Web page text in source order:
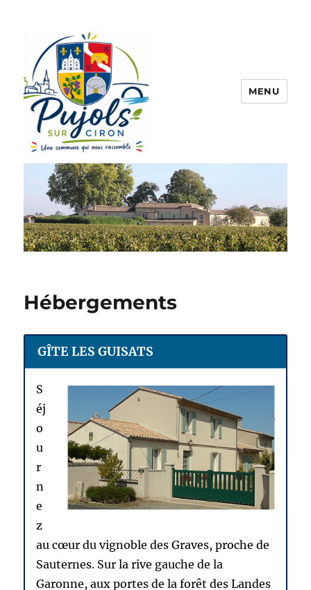
Pujols sur Ciron
MENU
Hébergements
GÎTE LES GUISATS
S
éj
o
u
r
n
e
z
au cœur du vignoble des Graves, proche de
Sauternes. Sur la rive gauche de la
Garonne, aux portes de la forêt des Landes